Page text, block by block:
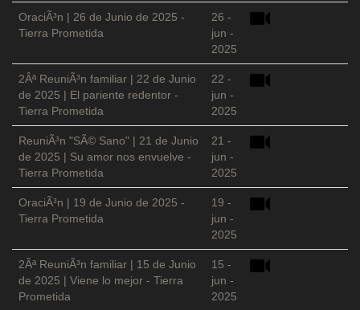
OraciÃ³n | 26 de Junio de 2025 -
Tierra Prometida
26 -
jun -
2025
2Âª ReuniÃ³n familiar | 22 de Junio
de 2025 | El pariente redentor -
Tierra Prometida
22 -
jun -
2025
ReuniÃ³n "SÃ© Sano" | 21 de Junio
de 2025 | Su amor nos envuelve -
Tierra Prometida
21 -
jun -
2025
OraciÃ³n | 19 de Junio de 2025 -
Tierra Prometida
19 -
jun -
2025
2Âª ReuniÃ³n familiar | 15 de Junio
de 2025 | Viene lo mejor - Tierra
Prometida
15 -
jun -
2025